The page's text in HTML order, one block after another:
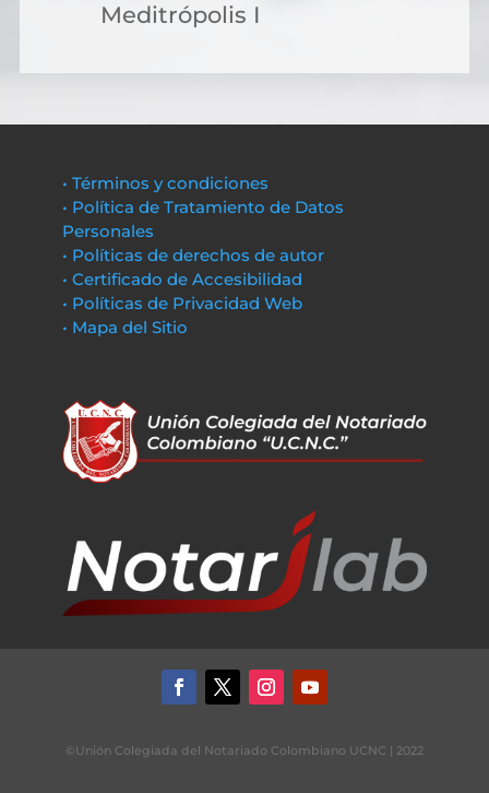
Meditrópolis I
• Términos y condiciones
• Política de Tratamiento de Datos
Personales
• Políticas de derechos de autor
• Certificado de Accesibilidad
• Políticas de Privacidad Web
• Mapa del Sitio
©Unión Colegiada del Notariado Colombiano UCNC | 2022